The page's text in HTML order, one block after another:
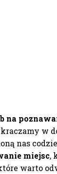
na
w
nas
miejsc,
warto